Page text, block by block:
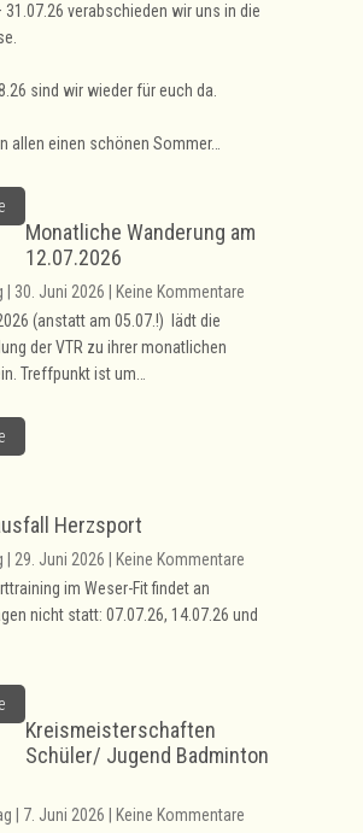
31.07.26 verabschieden wir uns in die
sind wir wieder für euch da.
allen einen schönen Sommer…
Monatliche Wanderung am
12.07.2026
| 30. Juni 2026 | Keine Kommentare
(anstatt am 05.07.!) lädt die
der VTR zu ihrer monatlichen
Treffpunkt ist um…
Herzsport
| 29. Juni 2026 | Keine Kommentare
im Weser-Fit findet an
nicht statt: 07.07.26, 14.07.26 und
Kreismeisterschaften
Schüler/ Jugend Badminton
| 7. Juni 2026 | Keine Kommentare